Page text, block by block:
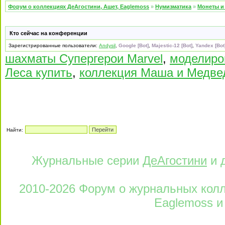
Форум о коллекциях ДеАгостини, Ашет, Eaglemoss » Нумизматика » Монеты и
Кто сейчас на конференции
Зарегистрированные пользователи: Andysil Google [Bot] Majestic-12 [Bot] Yandex
шахматы Супергерои Marvel,
Леса купить, коллекция Маша и
Найти:
Журнальные серии ДеАгостини и
2010-2026 Форум о журнальных
Eaglemoss и